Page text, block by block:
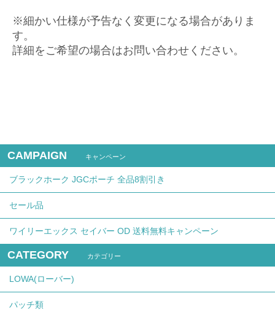
※細かい仕様が予告なく変更になる場合がありま
す。
詳細をご希望の場合はお問い合わせください。
CAMPAIGN キャンペーン
ブラックホーク JGCポーチ 全品8割引き
セール品
ワイリーエックス セイバー OD 送料無料キャンペーン
CATEGORY カテゴリー
LOWA(ローバー)
パッチ類